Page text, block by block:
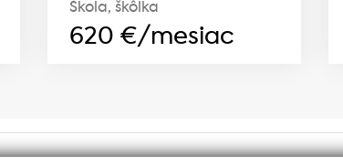
Škola, škôlka
620 €/mesiac